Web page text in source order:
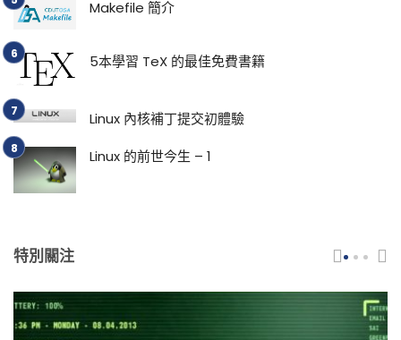
Makefile 簡介
5本學習 TeX 的最佳免費書籍
Linux 內核補丁提交初體驗
Linux 的前世今生 – 1
特別關注